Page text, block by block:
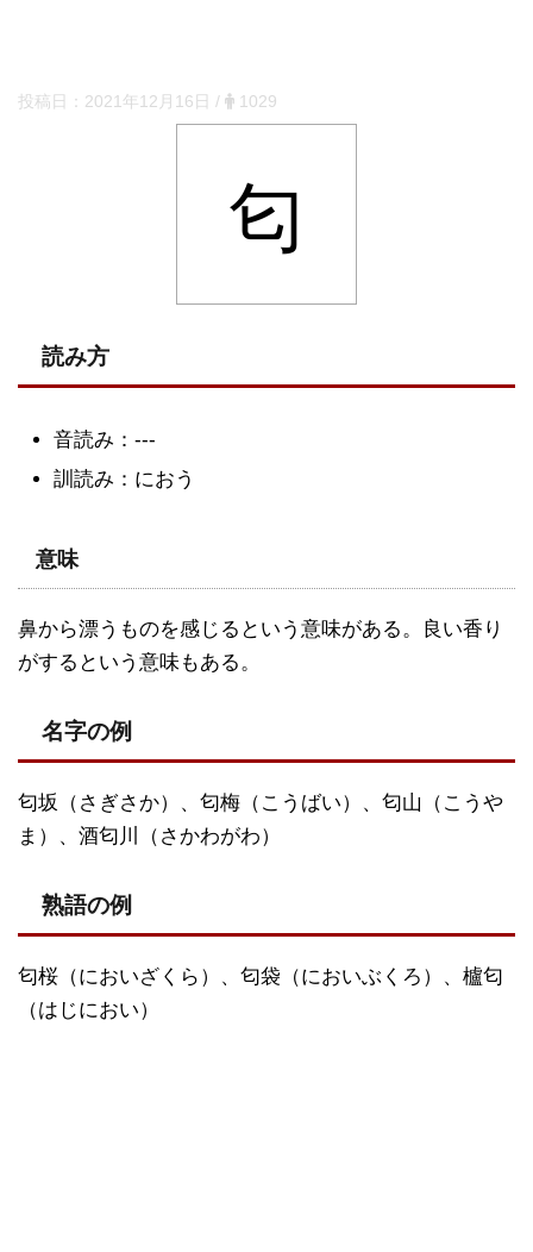
投稿日： 2021年12月16日 / 1029
匂
読み方
音読み：---
訓読み：におう
意味
鼻から漂うものを感じるという意味がある。良い香り
がするという意味もある。
名字の例
匂坂（さぎさか）、匂梅（こうばい）、匂山（こうや
ま）、酒匂川（さかわがわ）
熟語の例
匂桜（においざくら）、匂袋（においぶくろ）、櫨匂
（はじにおい）